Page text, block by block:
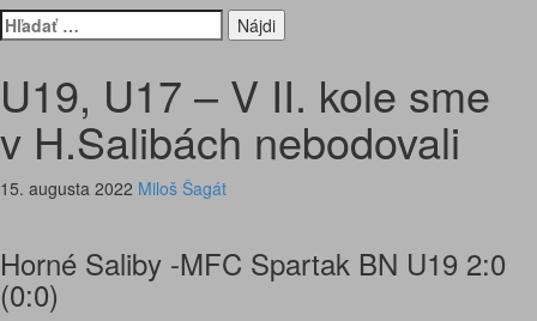
Hľadať:
U19, U17 – V II. kole sme
v H.Salibách nebodovali
15. augusta 2022 Miloš Šagát
Horné Saliby -MFC Spartak BN U19 2:0
(0:0)